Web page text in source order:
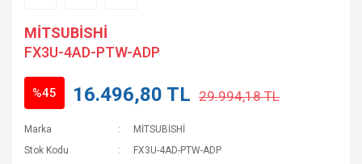
MİTSUBİSHİ
FX3U-4AD-PTW-ADP
%45 16.496,80 TL 29.994,18 TL
Marka
MİTSUBİSHİ
Stok Kodu
FX3U-4AD-PTW-ADP